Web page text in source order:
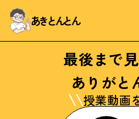
あきとんとん
最後まで
ありがと
授業動画